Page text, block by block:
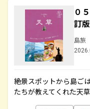
０
訂版
島旅
絶景スポットから島ご
たちが教えてくれた天